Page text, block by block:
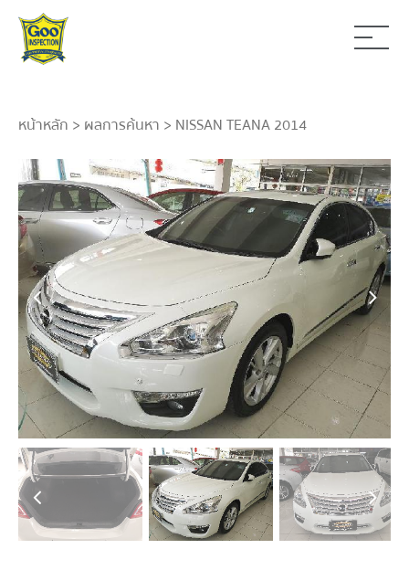
หน้าหลัก > ผลการค้นหา > NISSAN TEANA 2014